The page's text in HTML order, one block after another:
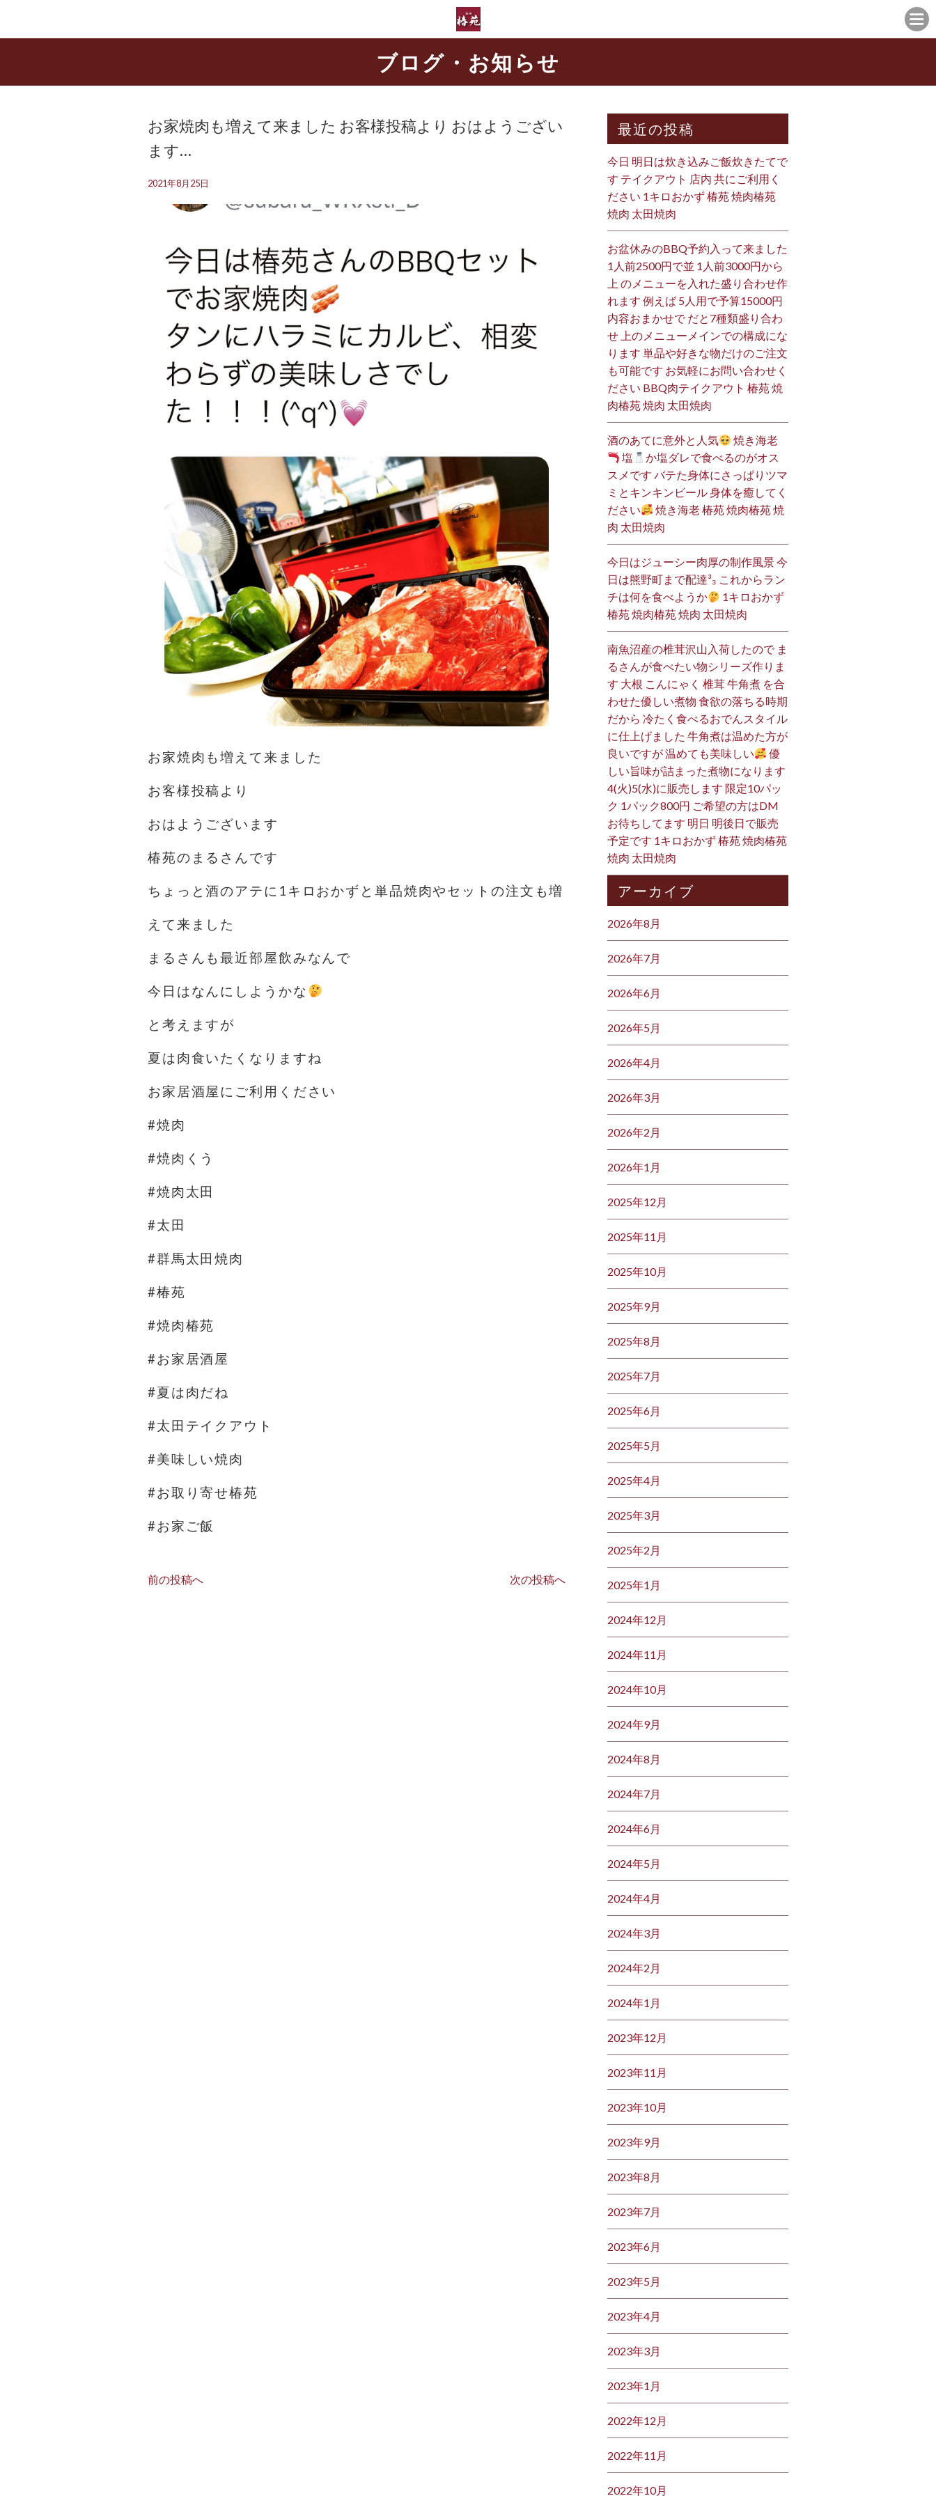
ブログ・お知らせ
お家焼肉も増えて来ました お客様投稿より おはようござい
ます…
2021年8月25日
お家焼肉も増えて来ました
お客様投稿より
おはようございます️
椿苑のまるさんです
ちょっと酒のアテに1キロおかずと単品焼肉やセットの注文も増
えて来ました
まるさんも最近部屋飲みなんで
今日はなんにしようかな
と考えますが
夏は肉食いたくなりますね
お家居酒屋にご利用ください
#焼肉
#焼肉くう
#焼肉太田
#太田
#群馬太田焼肉
#椿苑
#焼肉椿苑
#お家居酒屋
#夏は肉だね
#太田テイクアウト
#美味しい焼肉
#お取り寄せ椿苑
#お家ご飯
前の投稿へ 次の投稿へ
最近の投稿
今日 明日は炊き込みご飯炊きたてで
す テイクアウト 店内 共にご利用く
ださい 1キロおかず 椿苑 焼肉椿苑
焼肉 太田焼肉
お盆休みのBBQ予約入って来ました
1人前2500円で並 1人前3000円から
上 のメニューを入れた盛り合わせ作
れます 例えば 5人用で予算15000円
内容おまかせで だと7種類盛り合わ
せ 上のメニューメインでの構成にな
ります 単品や好きな物だけのご注文
も可能です お気軽にお問い合わせく
ださい BBQ肉テイクアウト 椿苑 焼
肉椿苑 焼肉 太田焼肉
酒のあてに意外と人気
焼き海老
塩
か塩ダレで食べるのがオス
スメです バテた身体にさっぱりツマ
ミとキンキンビール 身体を癒してく
ださい
焼き海老 椿苑 焼肉椿苑 焼
肉 太田焼肉
今日はジューシー肉厚の制作風景 今
日は熊野町まで配達³₃ これからラン
チは何を食べようか
1キロおかず
椿苑 焼肉椿苑 焼肉 太田焼肉
南魚沼産の椎茸沢山入荷したので ま
るさんが食べたい物シリーズ作りま
す 大根 こんにゃく 椎茸 牛角煮 を合
わせた優しい煮物 食欲の落ちる時期
だから 冷たく食べるおでんスタイル
に仕上げました 牛角煮は温めた方が
良いですが 温めても美味しい
優
しい旨味が詰まった煮物になります
4(火)5(水)に販売します 限定10パッ
ク 1パック800円 ご希望の方はDM
お待ちしてます 明日 明後日で販売
予定です 1キロおかず 椿苑 焼肉椿苑
焼肉 太田焼肉
アーカイブ
2026年8月
2026年7月
2026年6月
2026年5月
2026年4月
2026年3月
2026年2月
2026年1月
2025年12月
2025年11月
2025年10月
2025年9月
2025年8月
2025年7月
2025年6月
2025年5月
2025年4月
2025年3月
2025年2月
2025年1月
2024年12月
2024年11月
2024年10月
2024年9月
2024年8月
2024年7月
2024年6月
2024年5月
2024年4月
2024年3月
2024年2月
2024年1月
2023年12月
2023年11月
2023年10月
2023年9月
2023年8月
2023年7月
2023年6月
2023年5月
2023年4月
2023年3月
2023年1月
2022年12月
2022年11月
2022年10月